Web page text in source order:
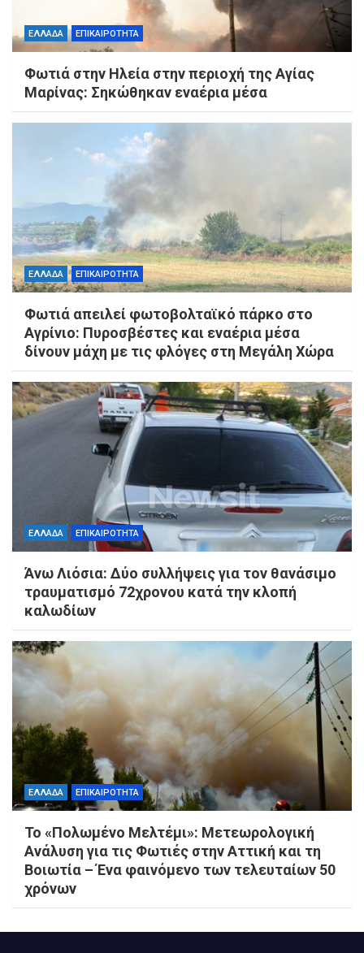
ΕΛΛΑΔΑ ΕΠΙΚΑΙΡΟΤΗΤΑ
Φωτιά στην Ηλεία στην περιοχή της Αγίας
Μαρίνας: Σηκώθηκαν εναέρια μέσα
ΕΛΛΑΔΑ ΕΠΙΚΑΙΡΟΤΗΤΑ
Φωτιά απειλεί φωτοβολταϊκό πάρκο στο
Αγρίνιο: Πυροσβέστες και εναέρια μέσα
δίνουν μάχη με τις φλόγες στη Μεγάλη Χώρα
ΕΛΛΑΔΑ ΕΠΙΚΑΙΡΟΤΗΤΑ
Άνω Λιόσια: Δύο συλλήψεις για τον θανάσιμο
τραυματισμό 72χρονου κατά την κλοπή
καλωδίων
ΕΛΛΑΔΑ ΕΠΙΚΑΙΡΟΤΗΤΑ
Το «Πολωμένο Μελτέμι»: Μετεωρολογική
Ανάλυση για τις Φωτιές στην Αττική και τη
Βοιωτία – Ένα φαινόμενο των τελευταίων 50
χρόνων